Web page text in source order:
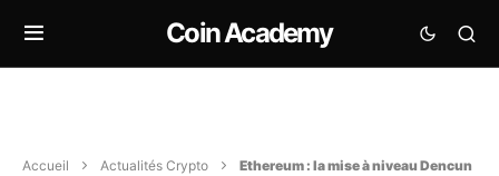
Coin Academy
Accueil Actualités Crypto
Ethereum : la mise à niveau Dencun